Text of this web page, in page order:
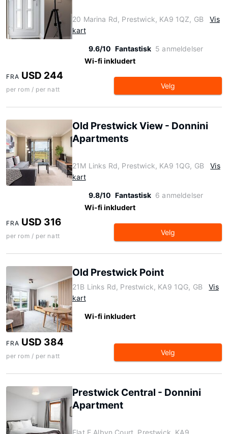
20 Marina Rd, Prestwick, KA9 1QZ, GB
Vis
kart
9.6/10 Fantastisk 5 anmeldelser
Wi-fi inkludert
FRA USD 244
per rom / per natt Velg
Old Prestwick View - Donnini
Apartments
21M Links Rd, Prestwick, KA9 1QG, GB
Vis
kart
9.8/10 Fantastisk 6 anmeldelser
Wi-fi inkludert
FRA USD 316
per rom / per natt Velg
Old Prestwick Point
21B Links Rd, Prestwick, KA9 1QG, GB
Vis
kart
Wi-fi inkludert
FRA USD 384
per rom / per natt Velg
Prestwick Central - Donnini
Apartment
Flat E Albyn Court, Prestwick, KA9